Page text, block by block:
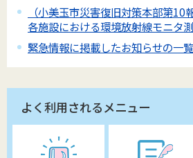
（小美玉市災害復旧対策本部第10
各施設における環境放射線モニタ
緊急情報に掲載したお知らせの一覧
よく利用されるメニュー